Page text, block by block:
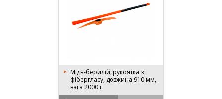
Мідь-берилій, рукоятка з
фібергласу, довжина 910 мм,
вага 2000 г